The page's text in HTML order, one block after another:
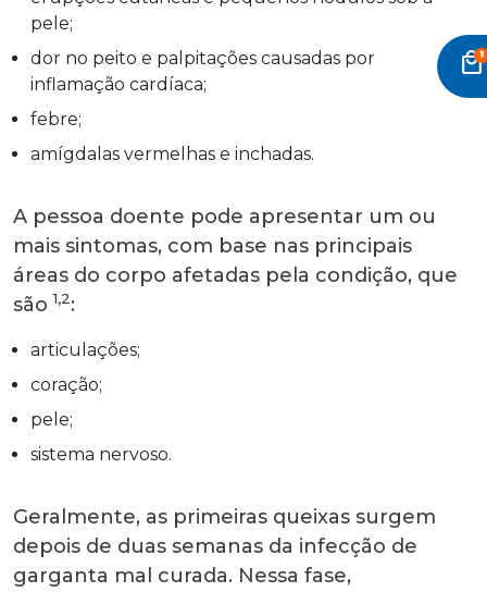
local_mall
pele;
dor no peito e palpitações causadas por
inflamação cardíaca;
febre;
amígdalas vermelhas e inchadas.
A pessoa doente pode apresentar um ou
mais sintomas, com base nas principais
áreas do corpo afetadas pela condição, que
são 1,2:
articulações;
coração;
pele;
sistema nervoso.
Geralmente, as primeiras queixas surgem
depois de duas semanas da infecção de
garganta mal curada. Nessa fase,